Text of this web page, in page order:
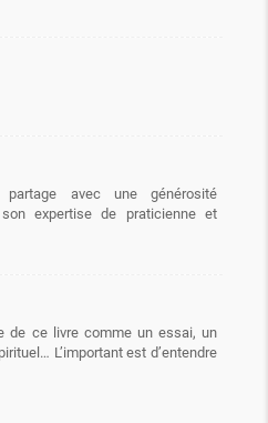
partage avec une générosité
expertise de praticienne et
de ce livre comme un essai, un
L’important est d’entendre